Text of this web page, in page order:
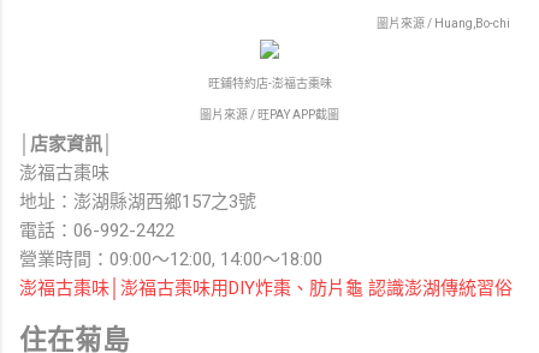
圖片來源 / Huang,Bo-chi
旺鋪特約店-澎福古棗味
圖片來源 / 旺PAY APP截圖
│店家資訊│
澎福古棗味
地址：澎湖縣湖西鄉157之3號
電話：06-992-2422
營業時間：09:00～12:00, 14:00～18:00
澎福古棗味│澎福古棗味用DIY炸棗、肪片龜 認識澎湖傳統習俗
住在菊島